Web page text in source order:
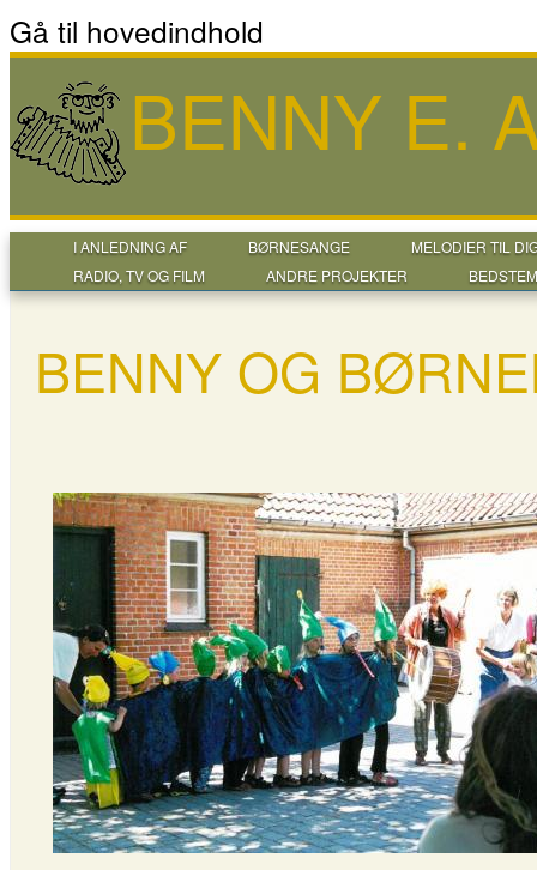
Gå til hovedindhold
BENNY E.
I ANLEDNING AF BØRNESANGE
MELODIER TIL
RADIO, TV OG FILM
ANDRE PROJEKTER
BENNY OG